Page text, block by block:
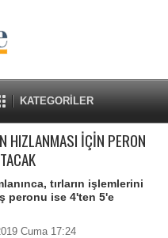
KATEGORİLER
HIZLANMASI İÇİN PERON
tırların işlemlerini
peronu ise 4'ten 5'e
Cuma 17:24